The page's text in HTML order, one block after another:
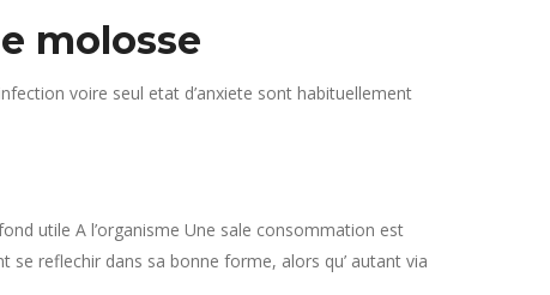
molosse
voire seul etat d’anxiete sont habituellement
utile A l’organisme Une sale consommation est
reflechir dans sa bonne forme, alors qu’ autant via